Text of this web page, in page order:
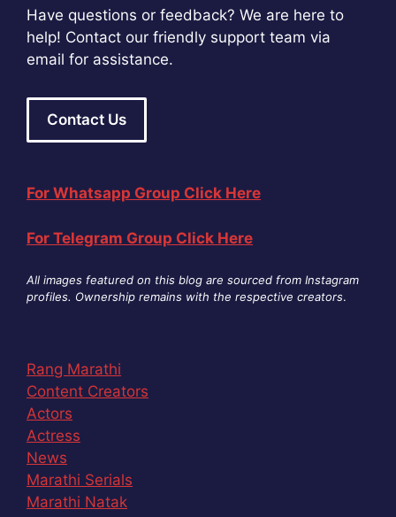
Have questions or feedback? We are here to
help! Contact our friendly support team via
email for assistance.
Contact Us
For Whatsapp Group Click Here
For Telegram Group Click Here
All images featured on this blog are sourced from Instagram
profiles. Ownership remains with the respective creators.
Rang Marathi
Content Creators
Actors
Actress
News
Marathi Serials
Marathi Natak